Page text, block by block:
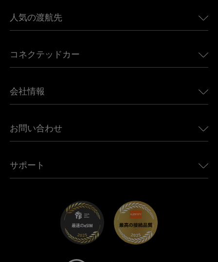
人気の渡航先
ヨーロッパ向けeSIM
カナダ向けeSIM
アフリカ向けeSIM
すべての目的地を見る
コネクテッドカー
Land Rover向けUbigi
Jeep向けUbigi
Mini向けUbigi
Maserati向けUbigi
会社情報
Ubigi関連プレス
Ubigiアプリ
お問い合わせ
アフェリエイトプログラム
サポート
トラブルシューティング
ヘルプセンター
お問い合わせ先